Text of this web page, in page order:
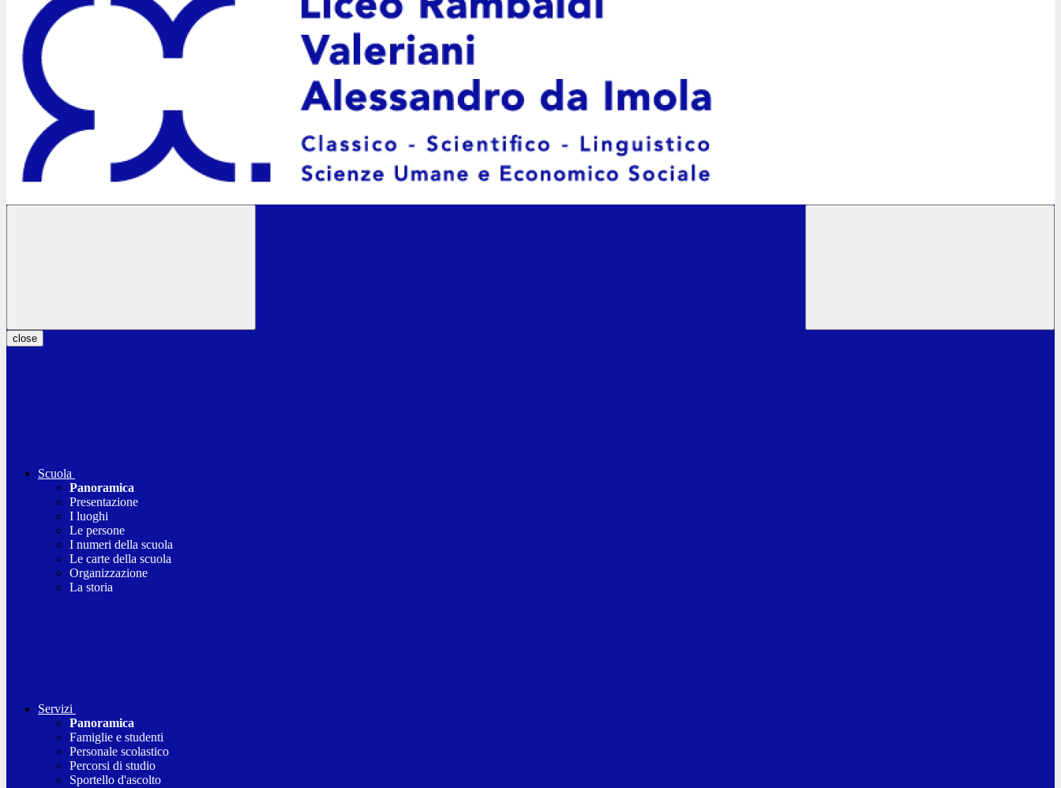
close
Scuola
Panoramica
Presentazione
I luoghi
Le persone
I numeri della scuola
Le carte della scuola
Organizzazione
La storia
Servizi
Panoramica
Famiglie e studenti
Personale scolastico
Percorsi di studio
Sportello d'ascolto